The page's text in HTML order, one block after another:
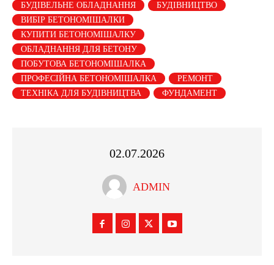
БУДІВЕЛЬНЕ ОБЛАДНАННЯ
БУДІВНИЦТВО
ВИБІР БЕТОНОМІШАЛКИ
КУПИТИ БЕТОНОМІШАЛКУ
ОБЛАДНАННЯ ДЛЯ БЕТОНУ
ПОБУТОВА БЕТОНОМІШАЛКА
ПРОФЕСІЙНА БЕТОНОМІШАЛКА
РЕМОНТ
ТЕХНІКА ДЛЯ БУДІВНИЦТВА
ФУНДАМЕНТ
02.07.2026
ADMIN